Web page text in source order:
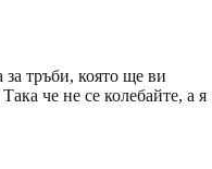
тръби, която ще ви
че не се колебайте, а я